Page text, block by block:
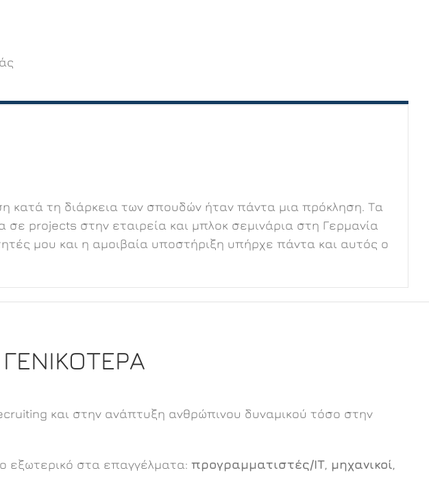
κατά τη διάρκεια των σπουδών ήταν πάντα μια πρόκληση. Τα
projects στην εταιρεία και μπλοκ σεμινάρια στη Γερμανία
μου και η αμοιβαία υποστήριξη υπήρχε πάντα και αυτός ο
και στην ανάπτυξη ανθρώπινου δυναμικού τόσο στην
εξωτερικό στα επαγγέλματα: προγραμματιστές/ΙΤ, μηχανικοί,